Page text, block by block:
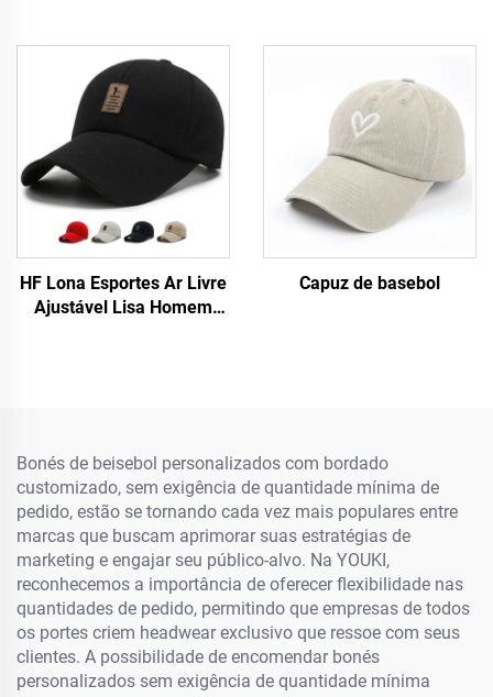
HF Lona Esportes Ar Livre
Ajustável Lisa Homem
Capuz de basebol
Bonés de beisebol personalizados com bordado
customizado, sem exigência de quantidade mínima de
pedido, estão se tornando cada vez mais populares entre
marcas que buscam aprimorar suas estratégias de
marketing e engajar seu público-alvo. Na YOUKI,
reconhecemos a importância de oferecer flexibilidade nas
quantidades de pedido, permitindo que empresas de todos
os portes criem headwear exclusivo que ressoe com seus
clientes. A possibilidade de encomendar bonés
personalizados sem exigência de quantidade mínima